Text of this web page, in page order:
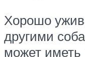
Хорошо
другими
может